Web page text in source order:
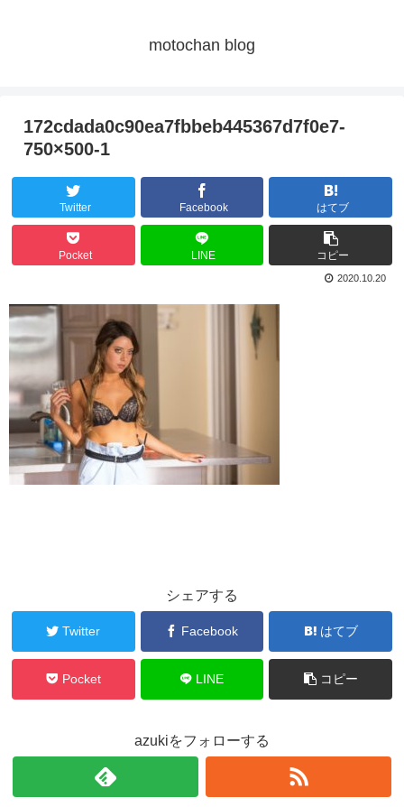
motochan blog
172cdada0c90ea7fbbeb445367d7f0e7-
750×500-1
Twitter Facebook はてブ
Pocket LINE コピー
2020.10.20
シェアする
Twitter Facebook はてブ
Pocket LINE コピー
azukiをフォローする